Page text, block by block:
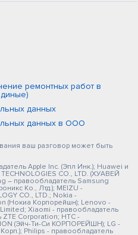
ремонтных работ в
данных
данных в ООО
ваш разговор может быть
Apple Inc. (Эпл Инк.); Huawei и
CO., LTD. (ХУАВЕЙ
правообладатель Samsung
Ко., Лтд.); MEIZU -
CO., LTD.; Nokia -
(Нокиа Корпорейшн); Lenovo -
Xiaomi - правообладатель
Corporation; HTC -
(Эйч-Ти-Си КОРПОРЕЙШН); LG -
Philips - правообладатель